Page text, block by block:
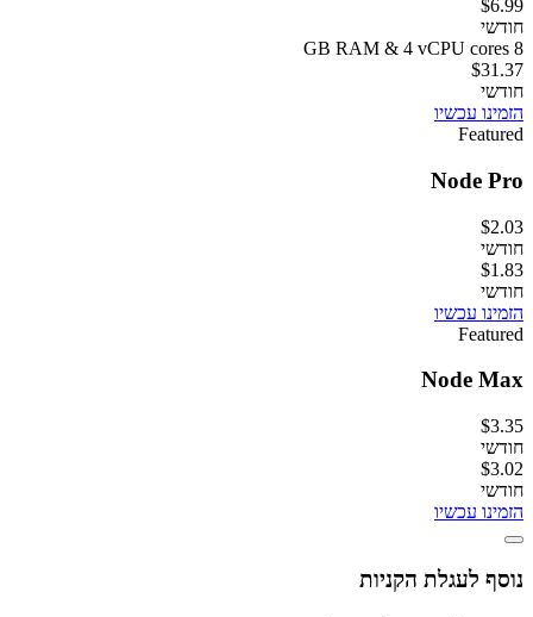
$6.99
חודשי
8 GB RAM & 4 vCPU cores
$31.37
חודשי
הזמינו עכשיו
Featured
Node Pro
$2.03
חודשי
$1.83
חודשי
הזמינו עכשיו
Featured
Node Max
$3.35
חודשי
$3.02
חודשי
הזמינו עכשיו
נוסף לעגלת הקניות